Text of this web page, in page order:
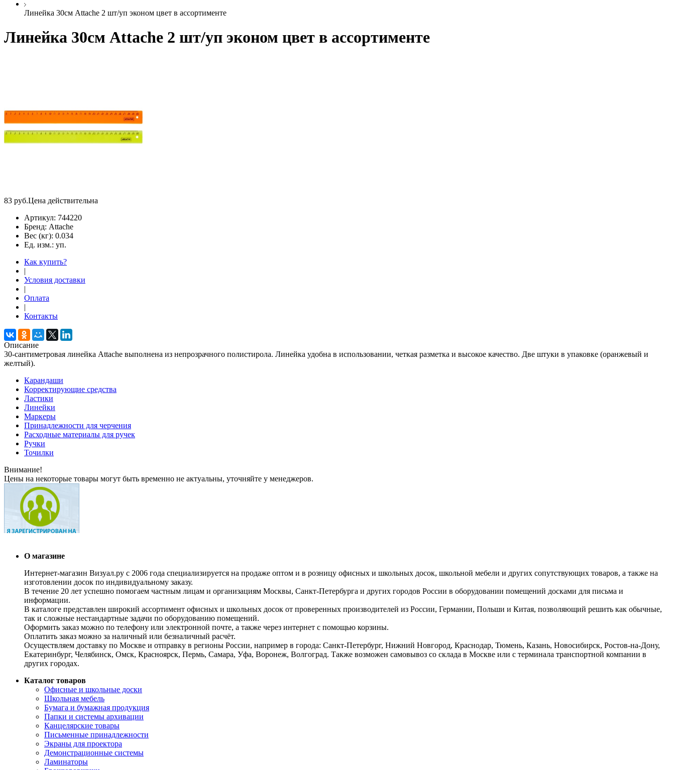
Линейка 30см Attache 2 шт/уп эконом цвет в ассортименте
Линейка 30см Attache 2 шт/уп эконом цвет в ассортименте
83 руб.Цена действительна
Артикул: 744220
Бренд: Attache
Вес (кг): 0.034
Ед. изм.: уп.
Как купить?
|
Условия доставки
|
Оплата
|
Контакты
Описание
30-сантиметровая линейка Attache выполнена из непрозрачного полистирола. Линейка удобна в использовании, четкая разметка и высокое качество. Две штуки в упаковке (оранжевый и
желтый).
Карандаши
Корректирующие средства
Ластики
Линейки
Маркеры
Принадлежности для черчения
Расходные материалы для ручек
Ручки
Точилки
Внимание!
Цены на некоторые товары могут быть временно не актуальны, уточняйте у менеджеров.
О магазине
Интернет-магазин Визуал.ру с 2006 года специализируется на продаже оптом и в розницу офисных и школьных досок, школьной мебели и других сопутствующих товаров, а также на
изготовлении досок по индивидуальному заказу.
В течение 20 лет успешно помогаем частным лицам и организациям Москвы, Санкт-Петербурга и других городов России в оборудовании помещений досками для письма и
информации.
В каталоге представлен широкий ассортимент офисных и школьных досок от проверенных производителей из России, Германии, Польши и Китая, позволяющий решить как обычные,
так и сложные нестандартные задачи по оборудованию помещений.
Оформить заказ можно по телефону или электронной почте, а также через интернет с помощью корзины.
Оплатить заказ можно за наличный или безналичный расчёт.
Осуществляем доставку по Москве и отправку в регионы России, например в города: Санкт-Петербург, Нижний Новгород, Краснодар, Тюмень, Казань, Новосибирск, Ростов-на-Дону,
Екатеринбург, Челябинск, Омск, Красноярск, Пермь, Самара, Уфа, Воронеж, Волгоград. Также возможен самовывоз со склада в Москве или с терминала транспортной компании в
других городах.
Каталог товаров
Офисные и школьные доски
Школьная мебель
Бумага и бумажная продукция
Папки и системы архивации
Канцелярские товары
Письменные принадлежности
Экраны для проектора
Демонстрационные системы
Ламинаторы